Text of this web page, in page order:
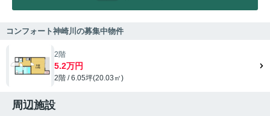
コンフォート神崎川の募集中物件
2階
5.2万円
2階 / 6.05坪(20.03㎡)
周辺施設